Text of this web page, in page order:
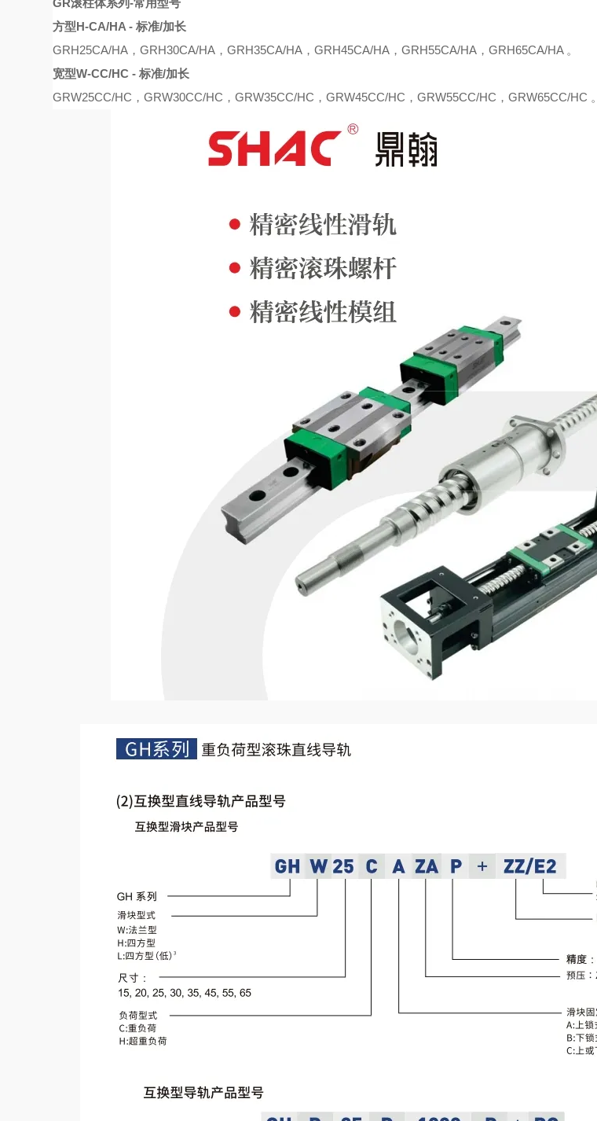
GR滚柱体系列-常用型号
方型H-CA/HA - 标准/加长
GRH25CA/HA ，GRH30CA/HA ，GRH35CA/HA ，GRH45CA/HA ，GRH55CA/HA ，GRH65CA/HA 。
宽型W-CC/HC - 标准/加长
GRW25CC/HC，GRW30CC/HC ，GRW35CC/HC ，GRW45CC/HC，GRW55CC/HC ，GRW65CC/HC 。